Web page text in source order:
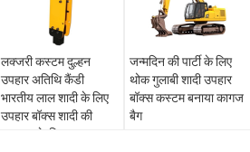
लक्जरी कस्टम दुल्हन
उपहार अतिथि कैंडी
भारतीय लाल शादी के लिए
उपहार बॉक्स शादी की
सजावट के लिए उपहार
जन्मदिन की पार्टी के लिए
थोक गुलाबी शादी उपहार
बॉक्स कस्टम बनाया कागज
बैग